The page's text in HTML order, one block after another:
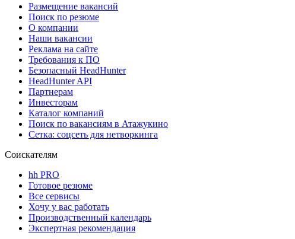
Размещение вакансий
Поиск по резюме
О компании
Наши вакансии
Реклама на сайте
Требования к ПО
Безопасный HeadHunter
HeadHunter API
Партнерам
Инвесторам
Каталог компаний
Поиск по вакансиям в Атажукино
Сетка: соцсеть для нетворкинга
Соискателям
hh PRO
Готовое резюме
Все сервисы
Хочу у вас работать
Производственный календарь
Экспертная рекомендация